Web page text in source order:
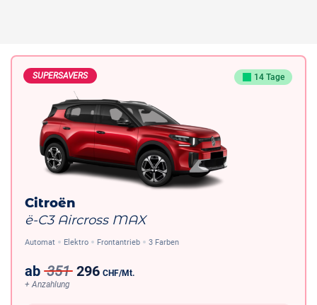
SUPERSAVERS 14 Tage
Citroën
ë-C3 Aircross MAX
Automat Elektro Frontantrieb 3 Farben
ab 351 296 CHF/Mt.
+ Anzahlung